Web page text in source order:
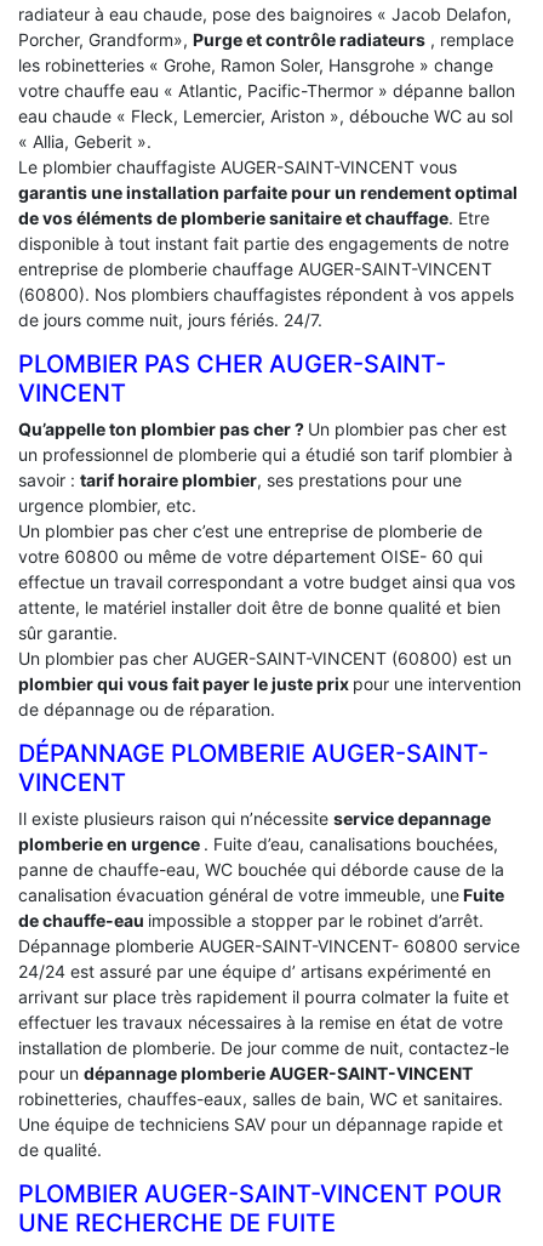
radiateur à eau chaude, pose des baignoires « Jacob Delafon,
Porcher, Grandform», Purge et contrôle radiateurs , remplace
les robinetteries « Grohe, Ramon Soler, Hansgrohe » change
votre chauffe eau « Atlantic, Pacific-Thermor » dépanne ballon
eau chaude « Fleck, Lemercier, Ariston », débouche WC au sol
« Allia, Geberit ».
Le plombier chauffagiste AUGER-SAINT-VINCENT vous
garantis une installation parfaite pour un rendement optimal
de vos éléments de plomberie sanitaire et chauffage. Etre
disponible à tout instant fait partie des engagements de notre
entreprise de plomberie chauffage AUGER-SAINT-VINCENT
(60800). Nos plombiers chauffagistes répondent à vos appels
de jours comme nuit, jours fériés. 24/7.
PLOMBIER PAS CHER AUGER-SAINT-
VINCENT
Qu’appelle ton plombier pas cher ? Un plombier pas cher est
un professionnel de plomberie qui a étudié son tarif plombier à
savoir : tarif horaire plombier, ses prestations pour une
urgence plombier, etc.
Un plombier pas cher c’est une entreprise de plomberie de
votre 60800 ou même de votre département OISE- 60 qui
effectue un travail correspondant a votre budget ainsi qua vos
attente, le matériel installer doit être de bonne qualité et bien
sûr garantie.
Un plombier pas cher AUGER-SAINT-VINCENT (60800) est un
plombier qui vous fait payer le juste prix pour une intervention
de dépannage ou de réparation.
DÉPANNAGE PLOMBERIE AUGER-SAINT-
VINCENT
Il existe plusieurs raison qui n’nécessite service depannage
plomberie en urgence . Fuite d’eau, canalisations bouchées,
panne de chauffe-eau, WC bouchée qui déborde cause de la
canalisation évacuation général de votre immeuble, uneFuite
de chauffe-eau impossible a stopper par le robinet d’arrêt.
Dépannage plomberie AUGER-SAINT-VINCENT- 60800 service
24/24 est assuré par une équipe d’ artisans expérimenté en
arrivant sur place très rapidement il pourra colmater la fuite et
effectuer les travaux nécessaires à la remise en état de votre
installation de plomberie. De jour comme de nuit, contactez-le
pour un dépannage plomberie AUGER-SAINT-VINCENT
robinetteries, chauffes-eaux, salles de bain, WC et sanitaires.
Une équipe de techniciens SAV pour un dépannage rapide et
de qualité.
PLOMBIER AUGER-SAINT-VINCENT POUR
UNE RECHERCHE DE FUITE